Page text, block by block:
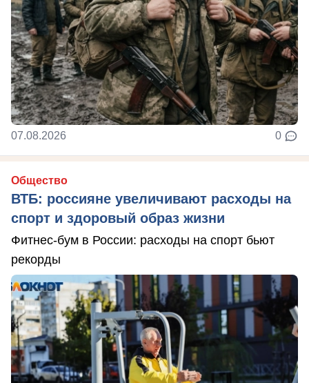
07.08.2026 0
Общество
ВТБ: россияне увеличивают расходы на
спорт и здоровый образ жизни
Фитнес-бум в России: расходы на спорт бьют
рекорды